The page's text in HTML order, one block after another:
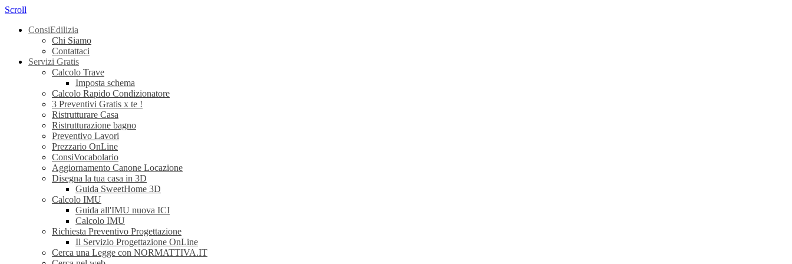
Scroll
ConsiEdilizia
Chi Siamo
Contattaci
Servizi Gratis
Calcolo Trave
Imposta schema
Calcolo Rapido Condizionatore
3 Preventivi Gratis x te !
Ristrutturare Casa
Ristrutturazione bagno
Preventivo Lavori
Prezzario OnLine
ConsiVocabolario
Aggiornamento Canone Locazione
Disegna la tua casa in 3D
Guida SweetHome 3D
Calcolo IMU
Guida all'IMU nuova ICI
Calcolo IMU
Richiesta Preventivo Progettazione
Il Servizio Progettazione OnLine
Cerca una Legge con NORMATTIVA.IT